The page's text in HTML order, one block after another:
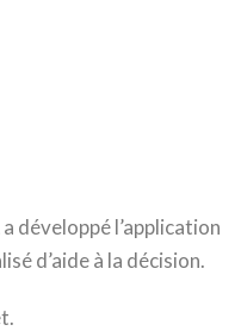
développé l’application
d’aide à la décision.